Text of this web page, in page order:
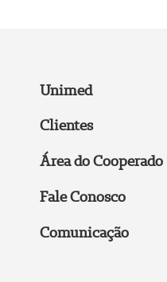
Unimed
Clientes
Área do Cooperado
Fale Conosco
Comunicação